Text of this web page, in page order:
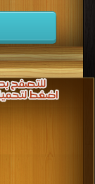
كتب 1978
كتب 1974
كتب 1970
كتب 1966
كتب 1962